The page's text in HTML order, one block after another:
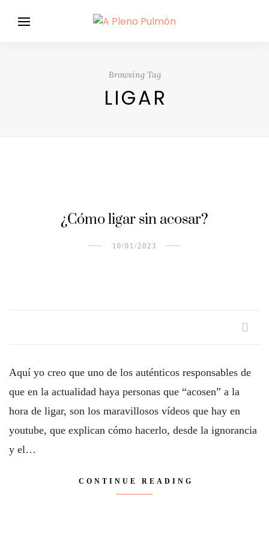
Browsing Tag
LIGAR
¿Cómo ligar sin acosar?
10/01/2023
Aquí yo creo que uno de los auténticos responsables de
que en la actualidad haya personas que “acosen” a la
hora de ligar, son los maravillosos vídeos que hay en
youtube, que explican cómo hacerlo, desde la ignorancia
y el…
CONTINUE READING